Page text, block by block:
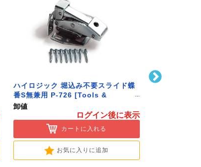
ハイロジック 堀込み不要スライド蝶
番S無兼用 P-726 [Tools &
Hardware]
卸値
ログイン後に表示
カートに入れる
お気に入りに追加